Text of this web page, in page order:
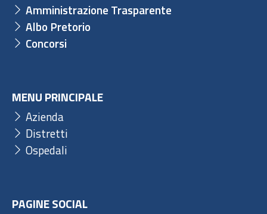
Amministrazione Trasparente
Albo Pretorio
Concorsi
MENU PRINCIPALE
Azienda
Distretti
Ospedali
PAGINE SOCIAL